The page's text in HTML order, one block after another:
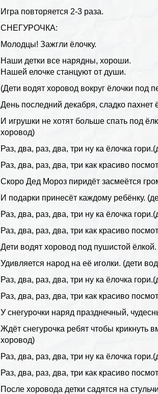
Игра повторяется 2-3 раза.
СНЕГУРОЧКА:
Молодцы! Зажгли ёлочку.
Наши детки все нарядны, хороши.
Нашей елочке станцуют от души.
(Дети водят хоровод вокруг ёлочки под
День последний декабря, сладко пахнет
И игрушки не хотят больше спать под
хоровод)
Раз, два, раз, два, три ну ка ёлочка
Раз, два, раз, два, три как красиво
Скоро Дед Мороз пиридёт засмеётся
И подарки принесёт каждому ребёнку.
Раз, два, раз, два, три ну ка ёлочка
Раз, два, раз, два, три как красиво
Дети водят хоровод под пушистой ёлкой.
Удивляется народ на её иголки. (дети
Раз, два, раз, два, три ну ка ёлочка
Раз, два, раз, два, три как красиво
У снегурочки наряд празднечный,
Ждёт снегурочка ребят чтобы крикнуть
хоровод)
Раз, два, раз, два, три ну ка ёлочка
Раз, два, раз, два, три как красиво
После хоровода детки садятся на